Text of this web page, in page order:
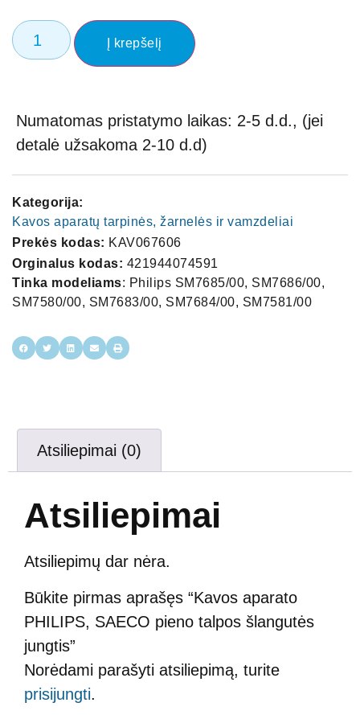
Į krepšelį
Numatomas pristatymo laikas: 2-5 d.d., (jei
detalė užsakoma 2-10 d.d)
Kategorija:
Kavos aparatų tarpinės, žarnelės ir vamzdeliai
Prekės kodas: KAV067606
Orginalus kodas: 421944074591
Tinka modeliams: Philips SM7685/00, SM7686/00,
SM7580/00, SM7683/00, SM7684/00, SM7581/00
Atsiliepimai (0)
Atsiliepimai
Atsiliepimų dar nėra.
Būkite pirmas aprašęs “Kavos aparato
PHILIPS, SAECO pieno talpos šlangutės
jungtis”
Norėdami parašyti atsiliepimą, turite
prisijungti.